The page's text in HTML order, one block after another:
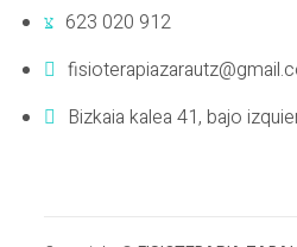
623 020 912
Bizkaia kalea 41, bajo